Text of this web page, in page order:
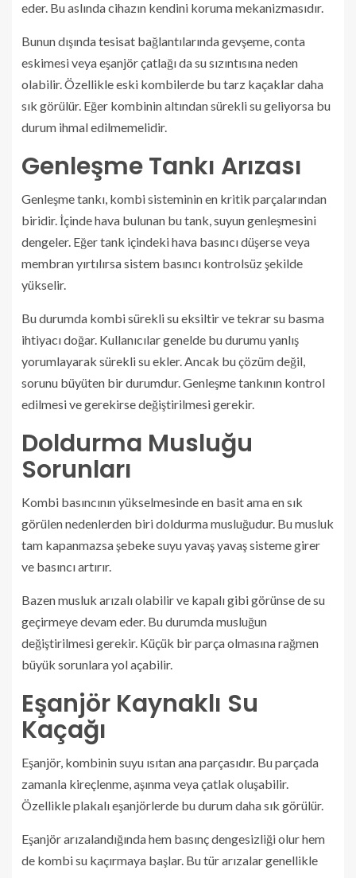
eder. Bu aslında cihazın kendini koruma mekanizmasıdır.
Bunun dışında tesisat bağlantılarında gevşeme, conta
eskimesi veya eşanjör çatlağı da su sızıntısına neden
olabilir. Özellikle eski kombilerde bu tarz kaçaklar daha
sık görülür. Eğer kombinin altından sürekli su geliyorsa bu
durum ihmal edilmemelidir.
Genleşme Tankı Arızası
Genleşme tankı, kombi sisteminin en kritik parçalarından
biridir. İçinde hava bulunan bu tank, suyun genleşmesini
dengeler. Eğer tank içindeki hava basıncı düşerse veya
membran yırtılırsa sistem basıncı kontrolsüz şekilde
yükselir.
Bu durumda kombi sürekli su eksiltir ve tekrar su basma
ihtiyacı doğar. Kullanıcılar genelde bu durumu yanlış
yorumlayarak sürekli su ekler. Ancak bu çözüm değil,
sorunu büyüten bir durumdur. Genleşme tankının kontrol
edilmesi ve gerekirse değiştirilmesi gerekir.
Doldurma Musluğu
Sorunları
Kombi basıncının yükselmesinde en basit ama en sık
görülen nedenlerden biri doldurma musluğudur. Bu musluk
tam kapanmazsa şebeke suyu yavaş yavaş sisteme girer
ve basıncı artırır.
Bazen musluk arızalı olabilir ve kapalı gibi görünse de su
geçirmeye devam eder. Bu durumda musluğun
değiştirilmesi gerekir. Küçük bir parça olmasına rağmen
büyük sorunlara yol açabilir.
Eşanjör Kaynaklı Su
Kaçağı
Eşanjör, kombinin suyu ısıtan ana parçasıdır. Bu parçada
zamanla kireçlenme, aşınma veya çatlak oluşabilir.
Özellikle plakalı eşanjörlerde bu durum daha sık görülür.
Eşanjör arızalandığında hem basınç dengesizliği olur hem
de kombi su kaçırmaya başlar. Bu tür arızalar genellikle